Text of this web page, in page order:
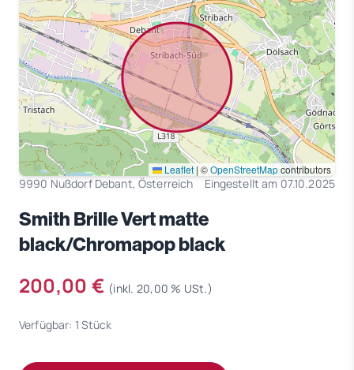
Leaflet |©OpenStreetMapcontributors
9990 Nußdorf Debant, Österreich Eingestellt am 07.10.2025
Smith Brille Vert matte
black/Chromapop black
200,00 € (inkl. 20,00 % USt.)
Verfügbar: 1 Stück